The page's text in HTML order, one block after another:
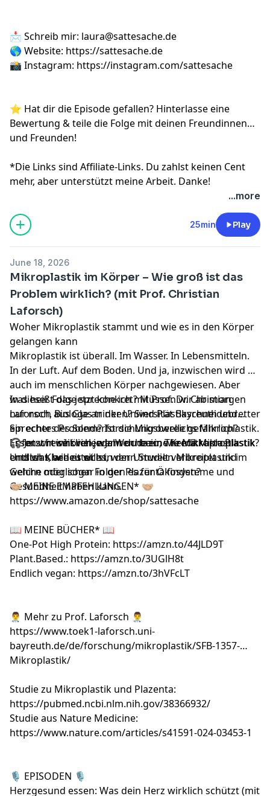
📩 Schreib mir: laura@sattesache.de
🌎 Website: https://sattesache.de
📸 Instagram: https://instagram.com/sattesache
⭐️ Hat dir die Episode gefallen? Hinterlasse eine
Bewertung & teile die Folge mit deinen Freundinnen
und Freunden!
*Die Links sind Affiliate-Links. Du zahlst keinen Cent
mehr, aber unterstützt meine Arbeit. Danke!
...more
25min Play
June 18, 2026
Mikroplastik im Körper – Wie groß ist das
Problem wirklich? (mit Prof. Christian
Laforsch)
Woher Mikroplastik stammt und wie es in den Körper
gelangen kann
Mikroplastik ist überall. Im Wasser. In Lebensmitteln.
In der Luft. Auf dem Boden. Und ja, inzwischen wird es
auch im menschlichen Körper nachgewiesen. Aber
was heißt das jetzt konkret? Müssen wir ab morgen
nur noch aus Glas trinken? Sind Plastikschneidebretter
ein echtes Problem? Ist die Mikrowelle gefährlich?
Essen wir wirklich jede Woche eine Kreditkarte Plastik?
Und was bedeutet es, wenn Studien Mikroplastik im
Gehirn oder sogar in der Plazenta finden?
In dieser Folge spreche ich mit Prof. Dr. Christian
Laforsch, Biologe an der Universität Bayreuth und
Sprecher des Sonderforschungsbereichs Mikroplastik.
Er forscht seit vielen Jahren dazu, wie Mikroplastik
entsteht, wie es sich in der Umwelt verbreitet und
welche möglichen Folgen es für Ökosysteme und
Gesundheit haben kann.
🎧 Jetzt reinhören, wenn du beim Thema Mikroplastik
endlich Klarheit willst.
🤝🏼 MEINE EMPFEHLUNGEN* 🤝🏼
https://www.amazon.de/shop/sattesache
📖 MEINE BÜCHER* 📖
One-Pot High Protein: https://amzn.to/44JLD9T
Plant.Based.: https://amzn.to/3UGlH8t
Endlich vegan: https://amzn.to/3hVFcLT
👨‍⚕️ Mehr zu Prof. Laforsch 👨‍⚕️
https://www.toek1-laforsch.uni-
bayreuth.de/de/forschung/mikroplastik/SFB-1357-
Mikroplastik/
Studie zu Mikroplastik und Plazenta:
https://pubmed.ncbi.nlm.nih.gov/38366932/
Studie aus Nature Medicine:
https://www.nature.com/articles/s41591-024-03453-1
🎙️ EPISODEN 🎙️
Herzgesund essen: Was dein Herz wirklich schützt (mit